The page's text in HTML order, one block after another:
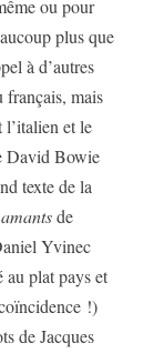
ou pour
plus que
à d’autres
français, mais
l’italien et le
David Bowie
texte de la
de
Yvinec
plat pays et
!)
de Jacques